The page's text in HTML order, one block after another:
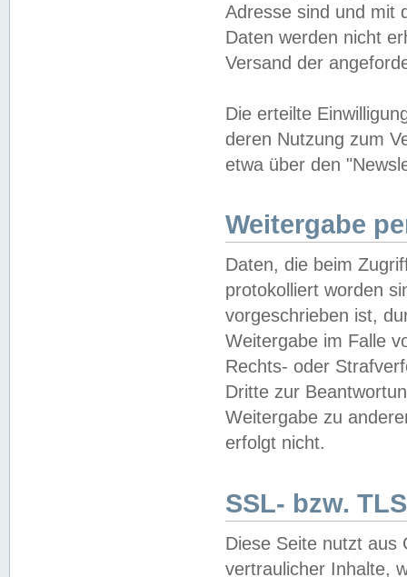
Adresse sind und mit
Daten werden nicht
Versand der
Die erteilte
deren Nutzung zum
etwa über den
Weitergabe
Daten, die beim
protokolliert worden
vorgeschrieben ist,
Weitergabe im Falle
Rechts- oder
Dritte zur
Weitergabe zu
erfolgt nicht.
SSL- bzw.
Diese Seite nutzt aus
vertraulicher Inhalte,